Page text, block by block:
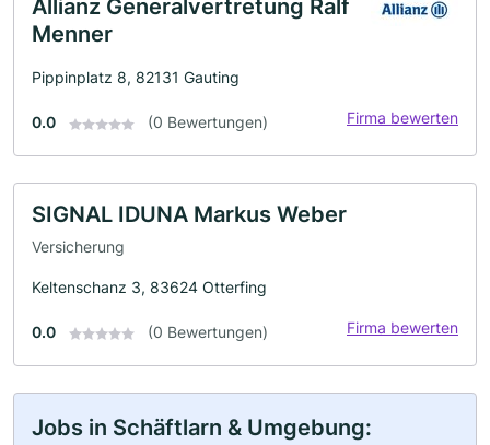
Allianz Generalvertretung Ralf
Menner
Pippinplatz 8, 82131 Gauting
0.0 (0 Bewertungen) Firma bewerten
SIGNAL IDUNA Markus Weber
Versicherung
Keltenschanz 3, 83624 Otterfing
0.0 (0 Bewertungen) Firma bewerten
Jobs in Schäftlarn & Umgebung: